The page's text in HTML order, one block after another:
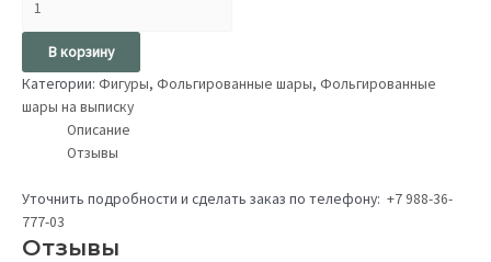
В корзину
Категории: Фигуры, Фольгированные шары, Фольгированные
шары на выписку
Описание
Отзывы
Уточнить подробности и сделать заказ по телефону: +7 988-36-
777-03
Отзывы